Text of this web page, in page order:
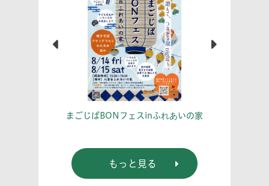
まごじばBONフェスinふれあいの家
もっと見る